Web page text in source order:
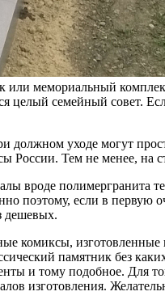
мемориальный
целый семейный совет.
уходе могут
Тем не менее, на
вроде полимергранита
поэтому, если в первую
дешевых.
комиксы, изготовленные
памятник без
и тому подобное. Для
изготовления.